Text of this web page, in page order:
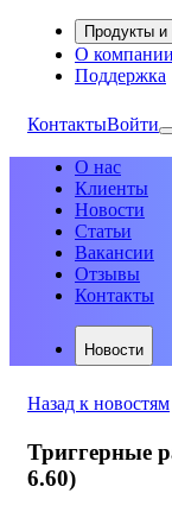
Продукты
О компании
Поддержка
КонтактыВойти
О нас
Клиенты
Новости
Статьи
Вакансии
Отзывы
Контакты
Новости
Назад к новостям
Триггерные
6.60)